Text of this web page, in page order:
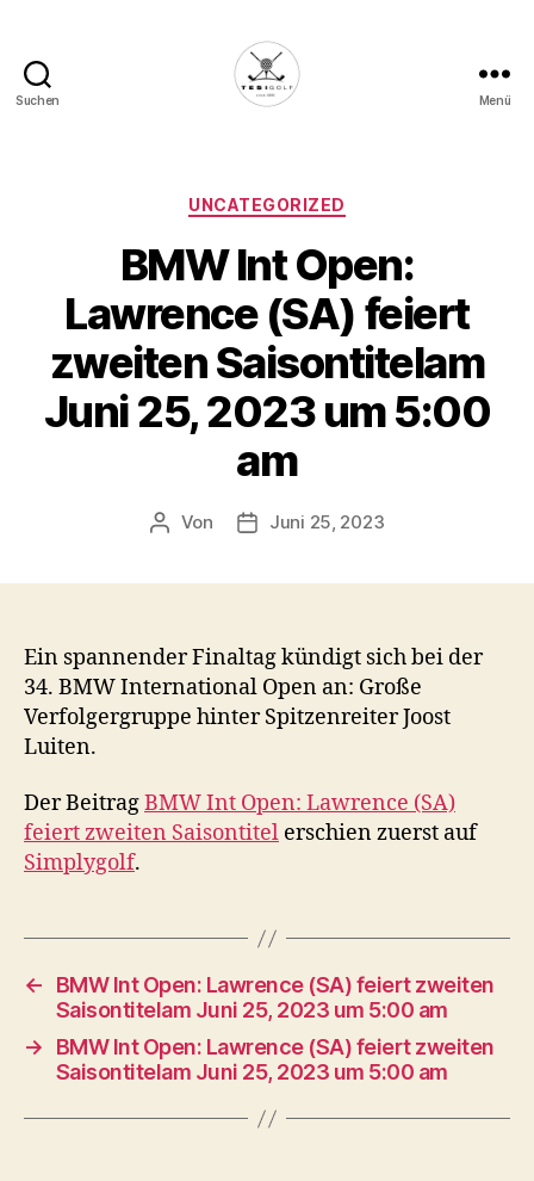
Suchen
Deine
Plattform
für
Golfbegeisterte!
Menü
Kategorien
UNCATEGORIZED
BMW Int Open:
Lawrence (SA) feiert
zweiten Saisontitelam
Juni 25, 2023 um 5:00
am
Beitragsautor
Von Veröffentlichungsdatum
Juni 25, 2023
Ein spannender Finaltag kündigt sich bei der
34. BMW International Open an: Große
Verfolgergruppe hinter Spitzenreiter Joost
Luiten.
Der BeitragBMW Int Open: Lawrence (SA)
feiert zweiten Saisontitel erschien zuerst auf
Simplygolf.
←
BMW Int Open: Lawrence (SA) feiert zweiten
Saisontitelam Juni 25, 2023 um 5:00 am
→
BMW Int Open: Lawrence (SA) feiert zweiten
Saisontitelam Juni 25, 2023 um 5:00 am